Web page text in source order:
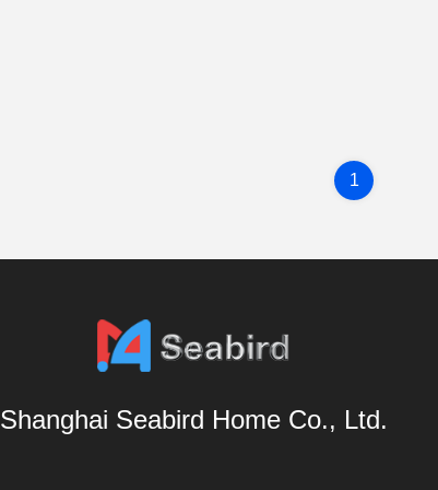
1
Shanghai Seabird Home Co., Ltd.